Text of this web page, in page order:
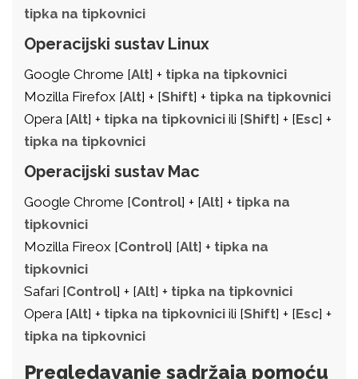
tipka na tipkovnici
Operacijski sustav Linux
Google Chrome [Alt] + tipka na tipkovnici
Mozilla Firefox [Alt] + [Shift] + tipka na tipkovnici
Opera [Alt] + tipka na tipkovnici ili [Shift] + [Esc] +
tipka na tipkovnici
Operacijski sustav Mac
Google Chrome [Control] + [Alt] + tipka na
tipkovnici
Mozilla Fireox [Control] [Alt] + tipka na
tipkovnici
Safari [Control] + [Alt] + tipka na tipkovnici
Opera [Alt] + tipka na tipkovnici ili [Shift] + [Esc] +
tipka na tipkovnici
Pregledavanje sadržaja pomoću